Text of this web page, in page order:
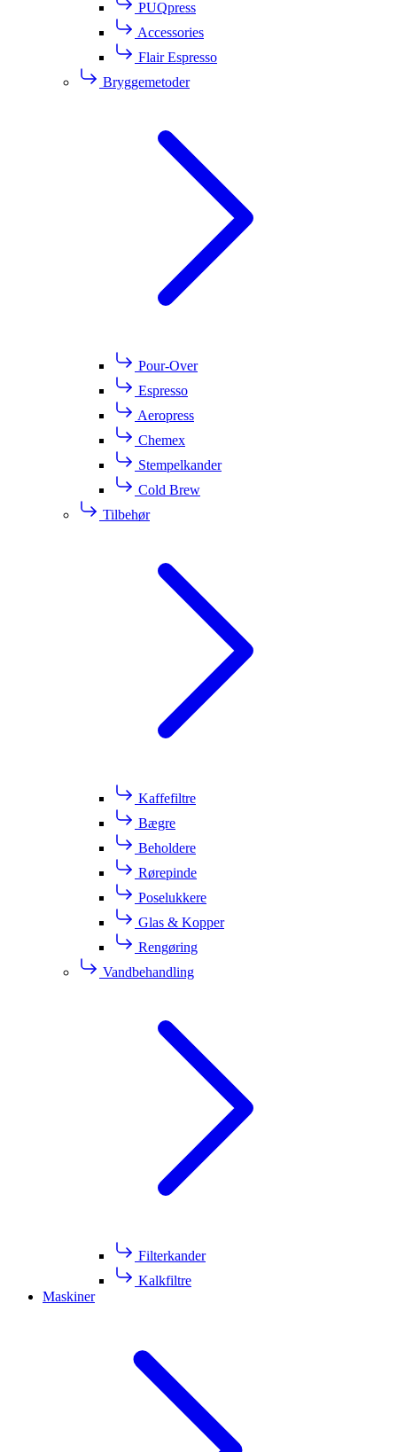
PUQpress
Accessories
Flair Espresso
Bryggemetoder
Pour-Over
Espresso
Aeropress
Chemex
Stempelkander
Cold Brew
Tilbehør
Kaffefiltre
Bægre
Beholdere
Rørepinde
Poselukkere
Glas & Kopper
Rengøring
Vandbehandling
Filterkander
Kalkfiltre
Maskiner